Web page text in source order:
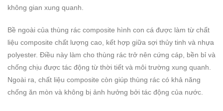
không gian xung quanh.
Bề ngoài của thùng rác composite hình con cá được làm từ chất
liệu composite chất lượng cao, kết hợp giữa sợi thủy tinh và nhựa
polyester. Điều này làm cho thùng rác trở nên cứng cáp, bền bỉ và
chống chịu được tác động từ thời tiết và môi trường xung quanh.
Ngoài ra, chất liệu composite còn giúp thùng rác có khả năng
chống ăn mòn và không bị ảnh hưởng bởi tác động của nước.